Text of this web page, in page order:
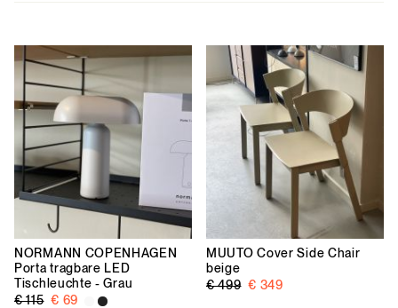
NORMANN COPENHAGEN
Porta tragbare LED
Tischleuchte - Grau
€ 115 € 69
MUUTO Cover Side Chair
beige
€ 499 € 349